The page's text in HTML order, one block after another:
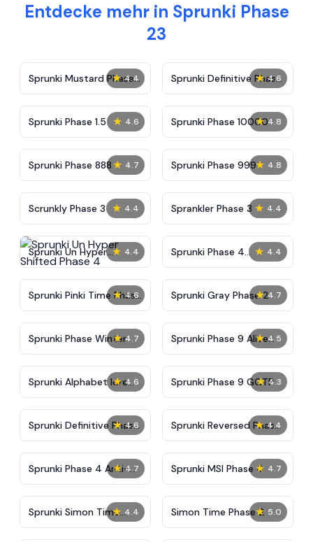
Entdecke mehr in Sprunki Phase
23
★ 4.4
Sprunki Mustard Phase
2
★ 4.6
Sprunki Definitive Phase
7
★ 4.6
Sprunki Phase 1.5 ★ 4.8
Sprunki Phase 10000
★ 4.7
Sprunki Phase 888 ★ 4.8
Sprunki Phase 999
★ 4.4
Scrunkly Phase 3 ★ 4.4
Sprankler Phase 3
★ 4.4
Sprunki Un Hyper
Shifted Phase 4
★ 4.4
Sprunki Phase 4
Alternate Edition
★ 4.6
Sprunki Pinki Time Phase
3
★ 4.7
Sprunki Gray Phase 2
★ 4.7
Sprunki Phase Winter ★ 4.5
Sprunki Phase 9 Alive
And Malediction
★ 4.6
Sprunki Alphabet lore
Arabic Phase 3
★ 4.3
Sprunki Phase 9 GGTP
★ 4.6
Sprunki Definitive Phase
9 New
★ 4.4
Sprunki Reversed Phase
3 Definitive
★ 4.7
Sprunki Phase 4 Anti-
Shifted
★ 4.7
Sprunki MSI Phase 4
★ 4.4
Sprunki Simon Time
Phase 2
★ 5.0
Simon Time Phase 2